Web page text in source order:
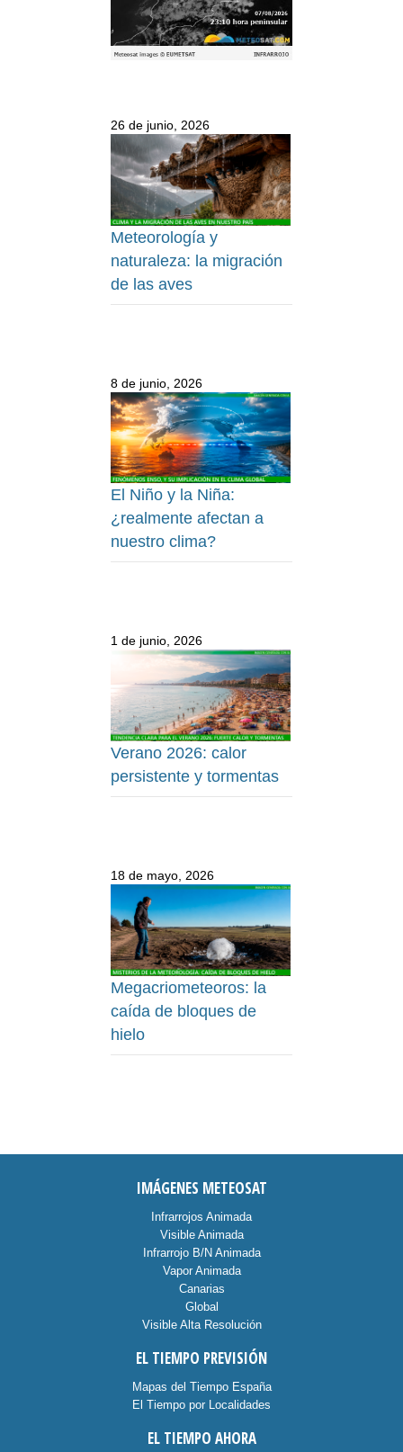
26 de junio, 2026
Meteorología y
naturaleza: la migración
de las aves
8 de junio, 2026
El Niño y la Niña:
¿realmente afectan a
nuestro clima?
1 de junio, 2026
Verano 2026: calor
persistente y tormentas
18 de mayo, 2026
Megacriometeoros: la
caída de bloques de
hielo
IMÁGENES METEOSAT
Infrarrojos Animada
Visible Animada
Infrarrojo B/N Animada
Vapor Animada
Canarias
Global
Visible Alta Resolución
EL TIEMPO PREVISIÓN
Mapas del Tiempo España
El Tiempo por Localidades
EL TIEMPO AHORA